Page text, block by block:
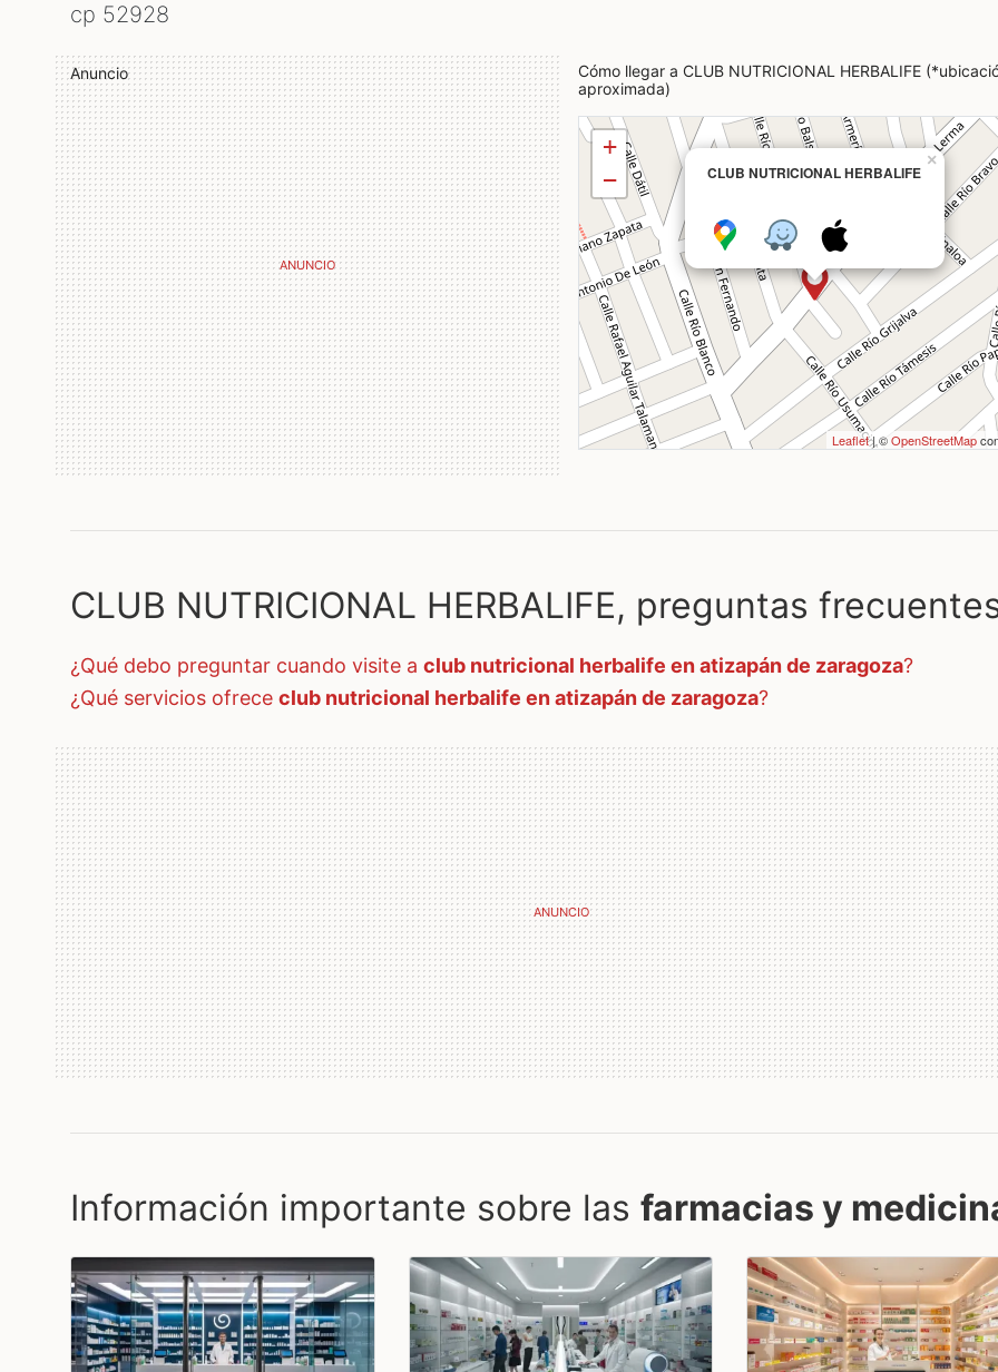
cp 52928
Anuncio
Cómo llegar a CLUB NUTRICIONAL HERBALIFE
aproximada)
CLUB NUTRICIONAL HERBALIFE
×
+
−
Leaflet| ©OpenStreetMap
CLUB NUTRICIONAL HERBALIFE, preguntas
¿qué debo preguntar cuando visite a club nutricional herbalife en atizapán de zaragoza?
¿qué servicios ofrece club nutricional herbalife en atizapán de zaragoza?
Información importante sobre las farmacias y